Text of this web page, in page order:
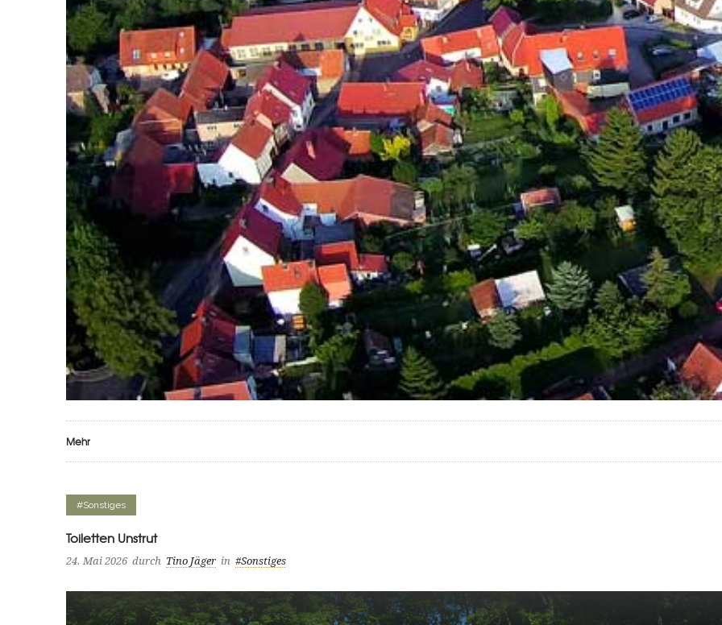
Mehr
#Sonstiges
Toiletten Unstrut
24. Mai 2026 durch Tino Jäger in #Sonstiges